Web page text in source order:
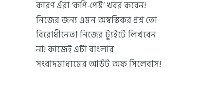
কারণ এঁরা ‘কপি-পেস্ট’ খবর করেন!
নিজের জন্য এমন অস্বস্তিকর প্রশ্ন তো
বিরোধীনেতা নিজের ট্যুইটে লিখবেন
না! কাজেই এটা বাংলার
সংবাদমাধ্যমের আউট অফ সিলেবাস!